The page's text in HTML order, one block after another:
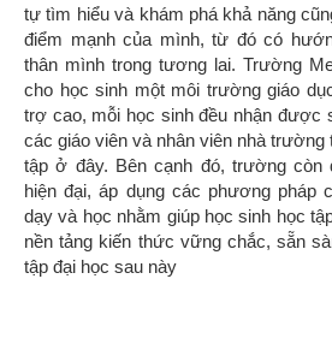
tự tìm hiểu và khám phá khả năng
điểm mạnh của mình, từ đó có
thân mình trong tương lai. Trường
cho học sinh một môi trường giáo
trợ cao, mỗi học sinh đều nhận được
các giáo viên và nhân viên nhà trường
tập ở đây. Bên cạnh đó, trường
hiện đại, áp dụng các phương pháp
dạy và học nhằm giúp học sinh học
nền tảng kiến thức vững chắc, sẵn
tập đại học sau này